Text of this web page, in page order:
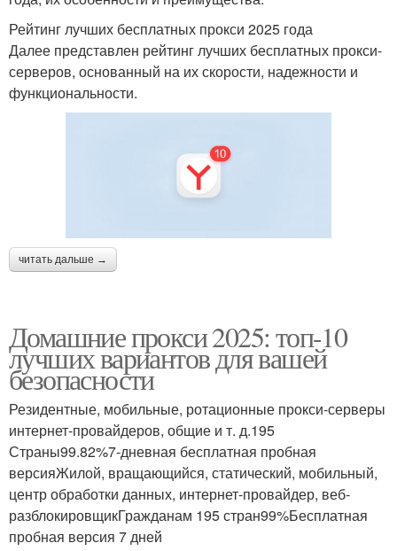
Рейтинг лучших бесплатных прокси 2025 года
Далее представлен рейтинг лучших бесплатных прокси-
серверов, основанный на их скорости, надежности и
функциональности.
читать дальше →
Домашние прокси 2025: топ-10
лучших вариантов для вашей
безопасности
Резидентные, мобильные, ротационные прокси-серверы
интернет-провайдеров, общие и т. д.195
Страны99.82%7-дневная бесплатная пробная
версияЖилой, вращающийся, статический, мобильный,
центр обработки данных, интернет-провайдер, веб-
разблокировщикГражданам 195 стран99%Бесплатная
пробная версия 7 дней